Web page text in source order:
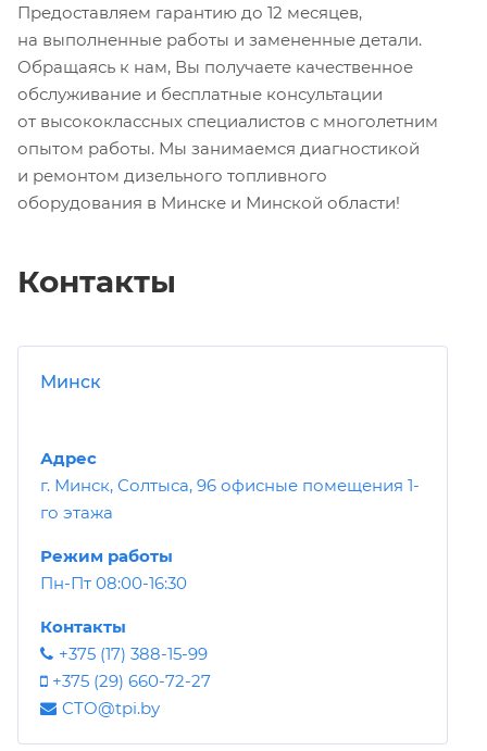
Предоставляем гарантию до 12 месяцев,
на выполненные работы и замененные детали.
Обращаясь к нам, Вы получаете качественное
обслуживание и бесплатные консультации
от высококлассных специалистов с многолетним
опытом работы. Мы занимаемся диагностикой
и ремонтом дизельного топливного
оборудования в Минске и Минской области!
Контакты
Минск
Адрес
г. Минск, Солтыса, 96 офисные помещения 1-
го этажа
Режим работы
Пн-Пт 08:00-16:30
Контакты
+375 (17) 388-15-99
+375 (29) 660-72-27
CTO@tpi.by